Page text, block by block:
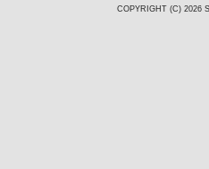
COPYRIGHT (C) 2026